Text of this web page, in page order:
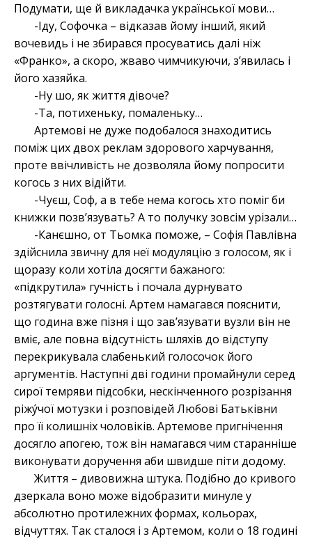
Подумати, ще й викладачка української мови…
-Іду, Софочка – відказав йому інший, який
вочевидь і не збирався просуватись далі ніж
«Франко», а скоро, жваво чимчикуючи, з’явилась і
його хазяйка.
-Ну шо, як життя дівоче?
-Та, потихеньку, помаленьку…
Артемові не дуже подобалося знаходитись
поміж цих двох реклам здорового харчування,
проте ввічливість не дозволяла йому попросити
когось з них відійти.
-Чуєш, Соф, а в тебе нема когось хто поміг би
книжки позв’язувать? А то получку зовсім урізали…
-Канєшно, от Тьомка поможе, – Софія Павлівна
здійснила звичну для неї модуляцію з голосом, як і
щоразу коли хотіла досягти бажаного:
«підкрутила» гучність і почала дурнувато
розтягувати голосні. Артем намагався пояснити,
що година вже пізня і що зав’язувати вузли він не
вміє, але повна відсутність шляхів до відступу
перекрикувала слабенький голосочок його
аргументів. Наступні дві години промайнули серед
сирої темряви підсобки, нескінченного розрізання
ріжу́чої мотузки і розповідей Любові Батьківни
про її колишніх чоловіків. Артемове пригнічення
досягло апогею, тож він намагався чим старанніше
виконувати доручення аби швидше піти додому.
Життя – дивовижна штука. Подібно до кривого
дзеркала воно може відобразити минуле у
абсолютно протилежних формах, кольорах,
відчуттях. Так сталося і з Артемом, коли о 18 годині